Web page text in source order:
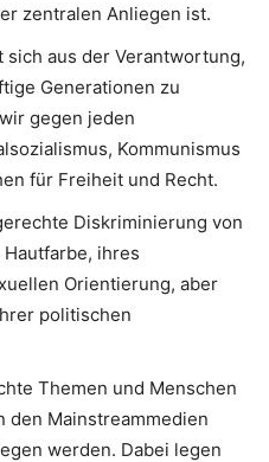
zentralen Anliegen ist.
sich aus der Verantwortung,
Generationen zu
gegen jeden
Kommunismus
für Freiheit und Recht.
Diskriminierung von
ihres
Orientierung, aber
politischen
Themen und Menschen
den Mainstreammedien
werden. Dabei legen